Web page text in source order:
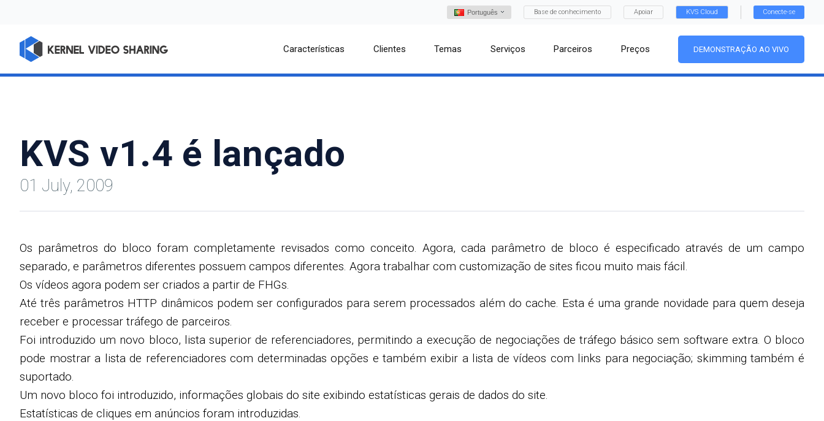
Português Base de conhecimento Apoiar KVS Cloud Conecte-se
Características Clientes Temas Serviços Parceiros Preços DEMONSTRAÇÃO AO VIVO
KVS v1.4 é lançado
01 July, 2009
Os parâmetros do bloco foram completamente revisados ​​como conceito. Agora, cada parâmetro de bloco é especificado através de um campo
separado, e parâmetros diferentes possuem campos diferentes. Agora trabalhar com customização de sites ficou muito mais fácil.
Os vídeos agora podem ser criados a partir de FHGs.
Até três parâmetros HTTP dinâmicos podem ser configurados para serem processados ​​além do cache. Esta é uma grande novidade para quem deseja
receber e processar tráfego de parceiros.
Foi introduzido um novo bloco, lista superior de referenciadores, permitindo a execução de negociações de tráfego básico sem software extra. O bloco
pode mostrar a lista de referenciadores com determinadas opções e também exibir a lista de vídeos com links para negociação; skimming também é
suportado.
Um novo bloco foi introduzido, informações globais do site exibindo estatísticas gerais de dados do site.
Estatísticas de cliques em anúncios foram introduzidas.